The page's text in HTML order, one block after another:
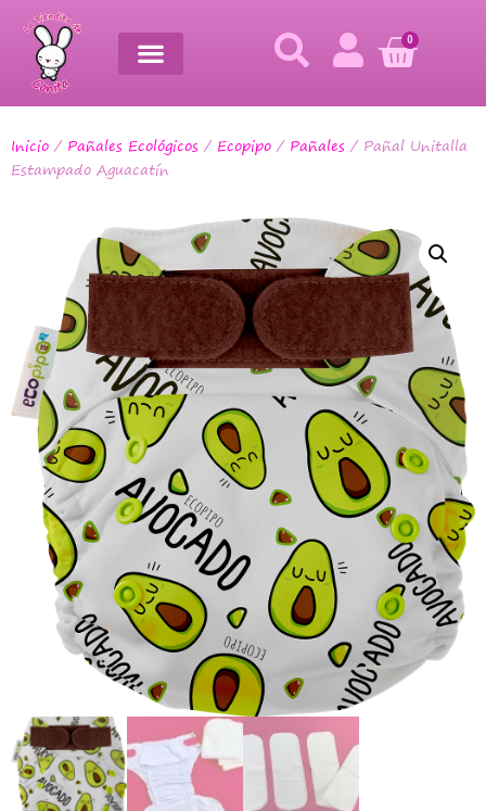
0
Inicio / Pañales Ecológicos / Ecopipo / Pañales / Pañal Unitalla
Estampado Aguacatín